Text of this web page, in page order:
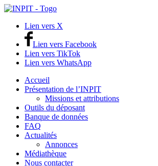
Lien vers X
Lien vers Facebook
Lien vers TikTok
Lien vers WhatsApp
Accueil
Présentation de l’INPIT
Missions et attributions
Outils du déposant
Banque de données
FAQ
Actualités
Annonces
Médiathèque
Nous contacter